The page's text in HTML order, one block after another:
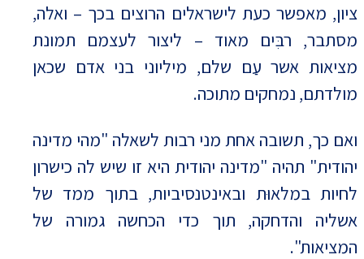
ציון, מאפשר כעת לישראלים הרוצים בכך – ואלה,
מסתבר, רבִּים מאוד – ליצור לעצמם תמונת
מציאות אשר עַם שלם, מיליוני בני אדם שכאן
מולדתם, נמחקים מתוכה.
ואם כך, תשובה אחת מני רבות לשאלה "מהי מדינה
יהודית" תהיה "מדינה יהודית היא זו שיש לה כישרון
לחיות במלאוּת ובאינטנסיביות, בתוך ממד של
אשליה והדחקה, תוך כדי הכחשה גמורה של
המציאות".